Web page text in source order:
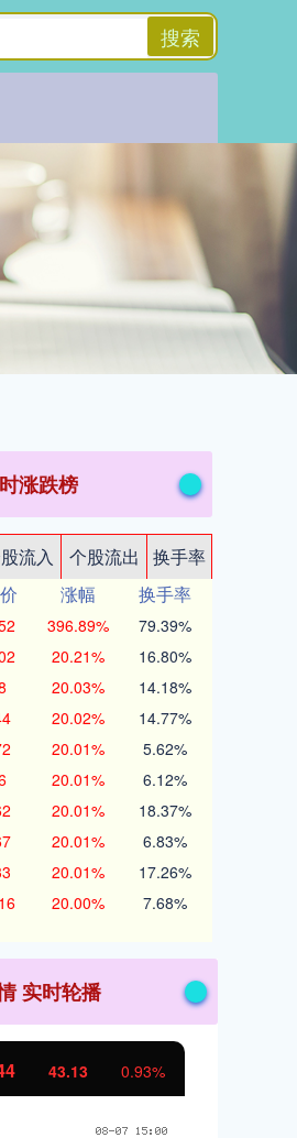
搜索
涨跌榜
流入 个股流出
换手率
涨幅
换手率
396.89% 79.39%
20.21% 16.80%
20.03% 14.18%
20.02% 14.77%
20.01% 5.62%
20.01% 6.12%
20.01% 18.37%
20.01% 6.83%
20.01% 17.26%
20.00% 7.68%
实时轮播
43.13 0.93%